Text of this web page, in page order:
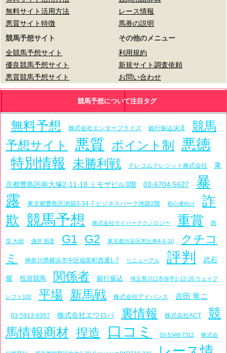
無料サイト活用方法
悪質サイト特徴
レース情報
馬券の説明
競馬予想サイト
全競馬予想サイト
優良競馬予想サイト
悪質競馬予想サイト
その他のメニュー
利用規約
新規サイト調査依頼
お問い合わせ
競馬予想について注目タグ
無料予想 株式会社エンタープライズ 銀行振込決済
競馬
予想サイト
悪質 ポイント制 悪徳
特別情報 未勝利戦 テレコムクレジット株式会社 東
京都豊島区南大塚2-11-10 ミモザビル3階 03-6704-5627
暴
露
東京都豊島区池袋3-34-7 ビジネスパーク池袋2階 初心者向け
詐
欺 競馬予想 株式会社サイバーテクノロジー 重賞 西
窪 大樹 酒井 朋彦 G1 G2 東京都渋谷区恵比寿4-6-10
クチコ
ミ
神奈川県横浜市中区福富町西通1-7 リニューアル 評判 武石
俊 投資競馬 関係者 銀行振込 埼玉県川口市弥平2-12-26 ウェイブ
レフト102 平場 新馬戦 株式会社アドバンス 吉田 竜ニ
03-5913-8357 株式会社エウロパ 裏情報 株式会社ACT
競
馬情報商材 捏造 口コミ 03-5348-7312 株式会